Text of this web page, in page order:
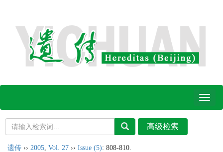
Toggle
遗传 ›› 2005 Vol. 27 ›› Issue (5): 808-810.